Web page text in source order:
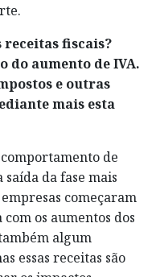
receitas fiscais?
do aumento de IVA.
e outras
mais esta
de
da fase mais
começaram
os aumentos dos
algum
essas receitas são